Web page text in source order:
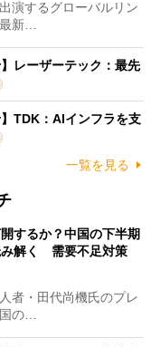
演するグローバルリン
新…
レーザーテック：最先
TDK：AIインフラを支
一覧を見る
するか？中国の下半期
み解く 需要不足対策
者・田代尚機氏のプレ
の…